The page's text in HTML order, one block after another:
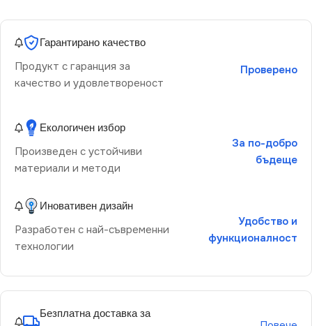
Гарантирано качество
Продукт с гаранция за
качество и удовлетвореност
Проверено
Екологичен избор
Произведен с устойчиви
материали и методи
За по-добро
бъдеще
Иновативен дизайн
Разработен с най-съвременни
технологии
Удобство и
функционалност
Безплатна доставка за